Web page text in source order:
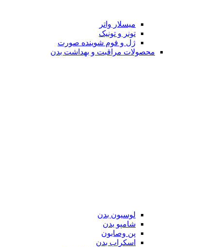
میسلار واتر
تونر و تونیک
ژل و فوم شوینده صورت
محصولات مراقبت و بهداشت بدن
لوسیون بدن
شامپو بدن
پن وصابون
اسکراب بدن